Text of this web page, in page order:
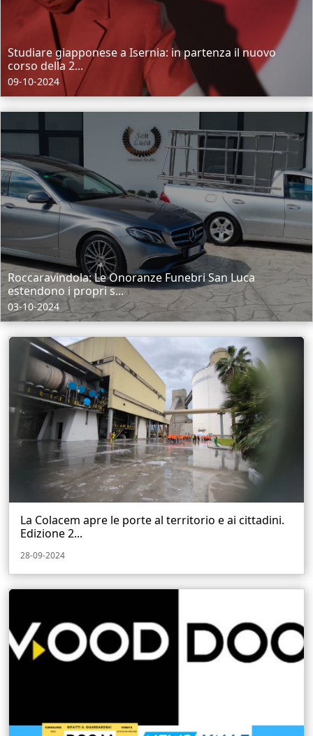
Studiare giapponese a Isernia: in partenza il nuovo
corso della 2...
09-10-2024
Roccaravindola: Le Onoranze Funebri San Luca
estendono i propri s...
03-10-2024
La Colacem apre le porte al territorio e ai cittadini.
Edizione 2...
28-09-2024